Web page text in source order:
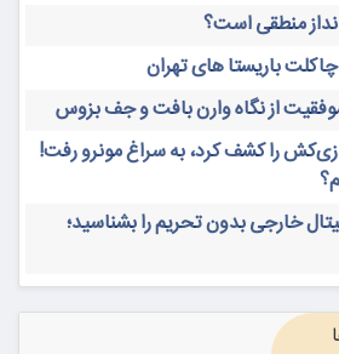
منطقی است؟
باریستا های تهران
از نگاه وارن بافت و جف بزوس
را کشف کرد، به سراغ مونرو رفت!
خارجی بدون تحریم را بشناسید؛